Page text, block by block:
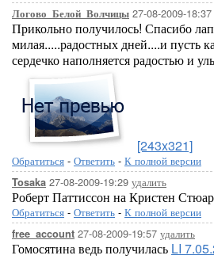
Логово_Белой_Волчицы 27-08-2009-18:37
Прикольно получилось! Спасибо
милая.....радостных дней....и пусть
сердечко наполняется радостью и
[243x321]
Обратиться - Ответить - К полной версии
Tosaka 27-08-2009-19:29 удалить
Роберт Паттиссон на Кристен
Обратиться - Ответить - К полной версии
free_account 27-08-2009-19:57 удалить
Гомосятина ведь получилась LI